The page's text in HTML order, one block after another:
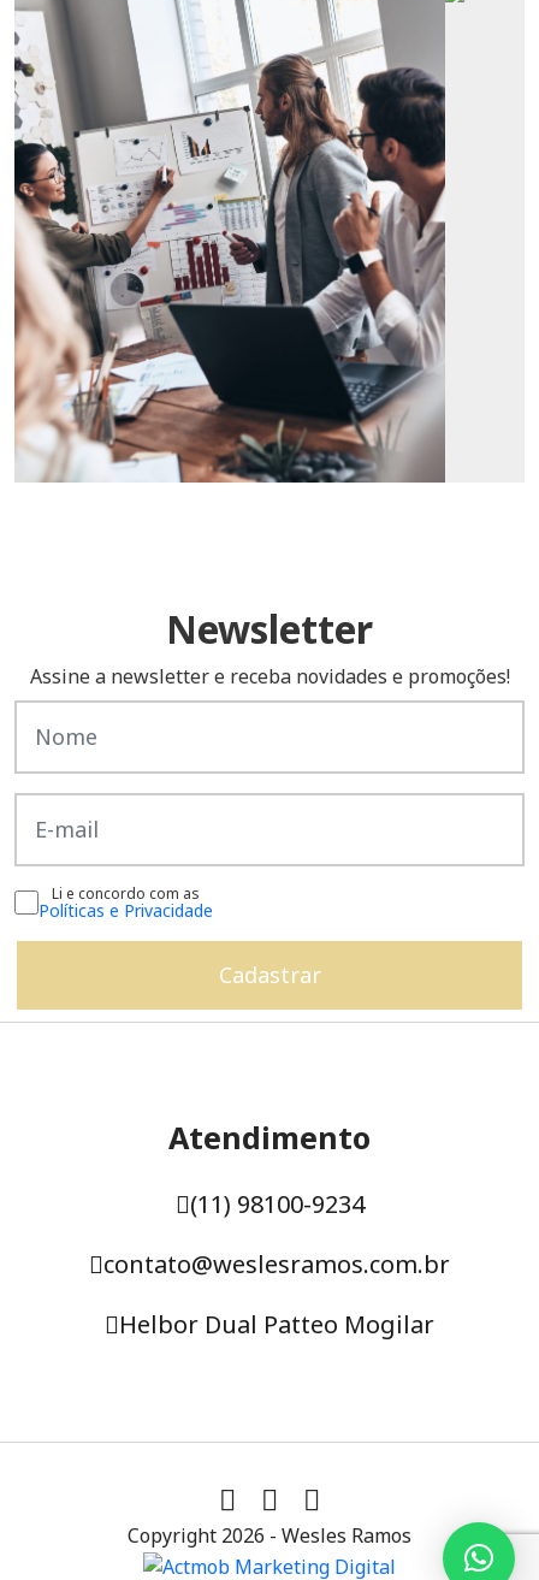
Newsletter
Assine a newsletter e receba novidades e promoções!
Li e concordo com as
Políticas e Privacidade
Atendimento
(11) 98100-9234
contato@weslesramos.com.br
Helbor Dual Patteo Mogilar
Copyright 2026 - Wesles Ramos